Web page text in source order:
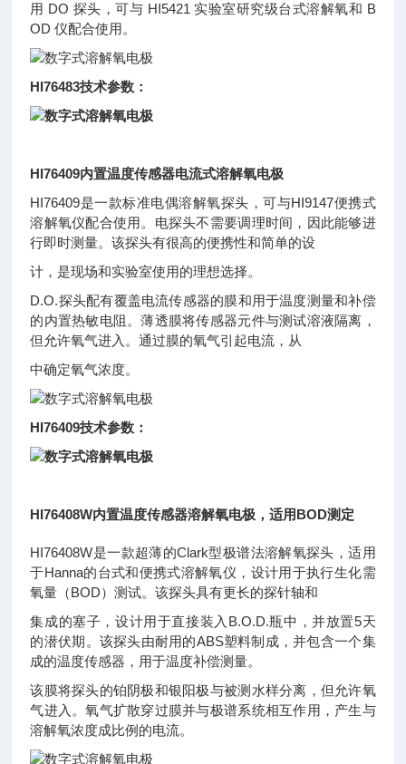
用 DO 探头，可与 HI5421 实验室研究级台式溶解氧和 B
OD 仪配合使用。
HI76483技术参数：
HI76409内置温度传感器电流式溶解氧电极
HI76409是一款标准电偶溶解氧探头，可与HI9147便携式
溶解氧仪配合使用。电探头不需要调理时间，因此能够进
行即时测量。该探头有很高的便携性和简单的设
计，是现场和实验室使用的理想选择。
D.O.探头配有覆盖电流传感器的膜和用于温度测量和补偿
的内置热敏电阻。薄透膜将传感器元件与测试溶液隔离，
但允许氧气进入。通过膜的氧气引起电流，从
中确定氧气浓度。
HI76409技术参数：
HI76408W内置温度传感器溶解氧电极，适用BOD测定
HI76408W是一款超薄的Clark型极谱法溶解氧探头，适用
于Hanna的台式和便携式溶解氧仪，设计用于执行生化需
氧量（BOD）测试。该探头具有更长的探针轴和
集成的塞子，设计用于直接装入B.O.D.瓶中，并放置5天
的潜伏期。该探头由耐用的ABS塑料制成，并包含一个集
成的温度传感器，用于温度补偿测量。
该膜将探头的铂阴极和银阳极与被测水样分离，但允许氧
气进入。氧气扩散穿过膜并与极谱系统相互作用，产生与
溶解氧浓度成比例的电流。